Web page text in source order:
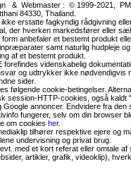
& Webmaster : © 1999-2021,
84330, Thailand.
erstatte fagkyndig rådgivning
der hverken markedsfører eller
anbefaler et bestemt produkt
samt naturlig hudpleje
af et bestemt produkt.
videnskabelig
og udtrykker ikke nødvendigvis
sider.
følgende cookie-betingelser.
session-HTTP-cookies, også kaldt
annoncer. Endvidere fra den
fungerer, selv om din browser
om cookies her.
tilhører respektive ejere og
undervisning og privat brug.
med et kort referat eller omtale af
artikler, grafik, videoklip),